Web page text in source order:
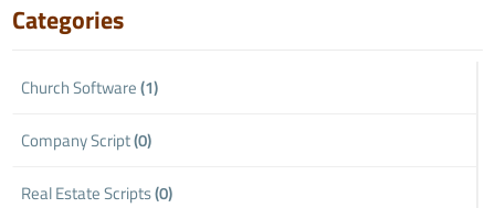
Categories
Church Software(1)
Company Script(0)
Real Estate Scripts(0)